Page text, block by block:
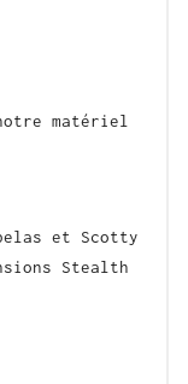
matériel
et Scotty
Stealth